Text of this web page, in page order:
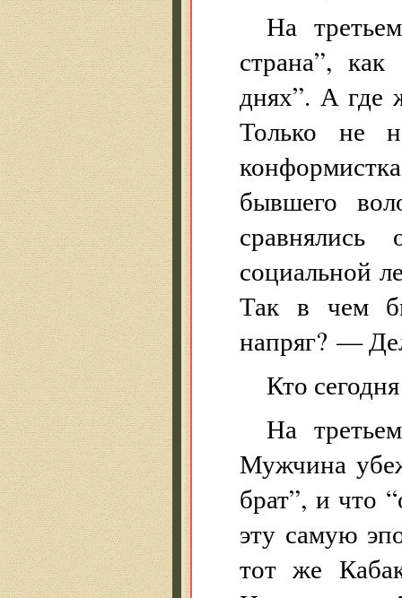
На
страна”,
днях”. А где
Только не
бывшего
социальной
Так в чем
напряг? —
Кто
На
Мужчина
брат”, и что
эту самую
тот же